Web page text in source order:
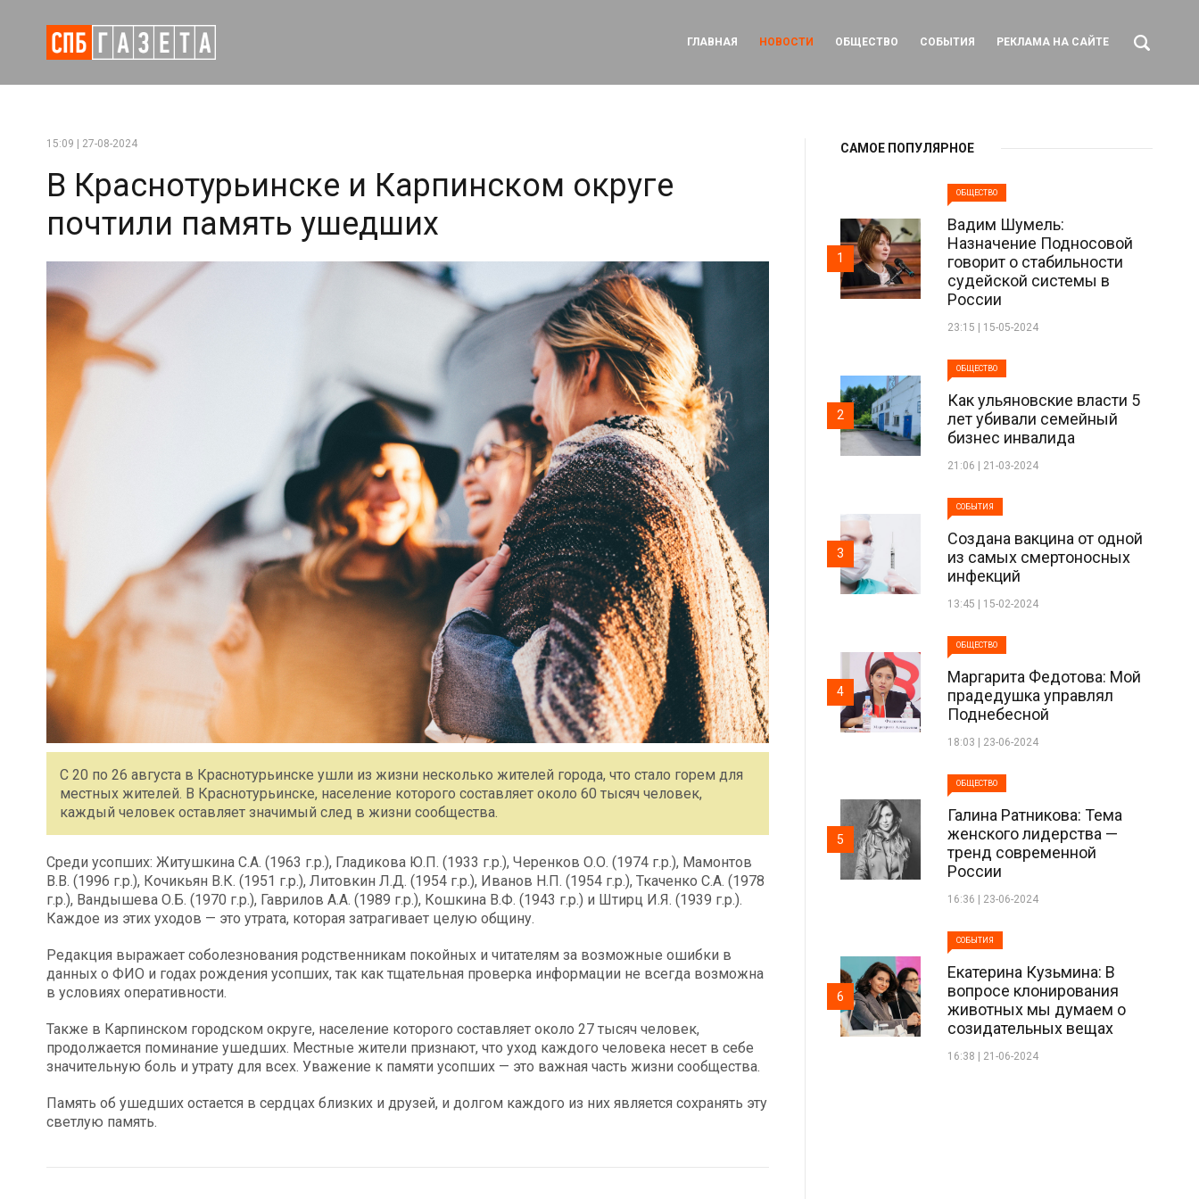
ГЛАВНАЯ НОВОСТИ ОБЩЕСТВО СОБЫТИЯ РЕКЛАМА НА САЙТЕ
15:09 | 27-08-2024
В Краснотурьинске и Карпинском округе
почтили память ушедших
С 20 по 26 августа в Краснотурьинске ушли из жизни несколько жителей города, что стало горем для
местных жителей. В Краснотурьинске, население которого составляет около 60 тысяч человек,
каждый человек оставляет значимый след в жизни сообщества.
Среди усопших: Житушкина С.А. (1963 г.р.), Гладикова Ю.П. (1933 г.р.), Черенков О.О. (1974 г.р.), Мамонтов
В.В. (1996 г.р.), Кочикьян В.К. (1951 г.р.), Литовкин Л.Д. (1954 г.р.), Иванов Н.П. (1954 г.р.), Ткаченко С.А. (1978
г.р.), Вандышева О.Б. (1970 г.р.), Гаврилов А.А. (1989 г.р.), Кошкина В.Ф. (1943 г.р.) и Штирц И.Я. (1939 г.р.).
Каждое из этих уходов — это утрата, которая затрагивает целую общину.
Редакция выражает соболезнования родственникам покойных и читателям за возможные ошибки в
данных о ФИО и годах рождения усопших, так как тщательная проверка информации не всегда возможна
в условиях оперативности.
Также в Карпинском городском округе, население которого составляет около 27 тысяч человек,
продолжается поминание ушедших. Местные жители признают, что уход каждого человека несет в себе
значительную боль и утрату для всех. Уважение к памяти усопших — это важная часть жизни сообщества.
Память об ушедших остается в сердцах близких и друзей, и долгом каждого из них является сохранять эту
светлую память.
САМОЕ ПОПУЛЯРНОЕ
ОБЩЕСТВО
Вадим Шумель:
Назначение Подносовой
говорит о стабильности
судейской системы в
России
23:15 | 15-05-2024
1
ОБЩЕСТВО
Как ульяновские власти 5
лет убивали семейный
бизнес инвалида
21:06 | 21-03-2024
2
СОБЫТИЯ
Создана вакцина от одной
из самых смертоносных
инфекций
13:45 | 15-02-2024
3
ОБЩЕСТВО
Маргарита Федотова: Мой
прадедушка управлял
Поднебесной
18:03 | 23-06-2024
4
ОБЩЕСТВО
Галина Ратникова: Тема
женского лидерства —
тренд современной
России
16:36 | 23-06-2024
5
СОБЫТИЯ
Екатерина Кузьмина: В
вопросе клонирования
животных мы думаем о
созидательных вещах
16:38 | 21-06-2024
6